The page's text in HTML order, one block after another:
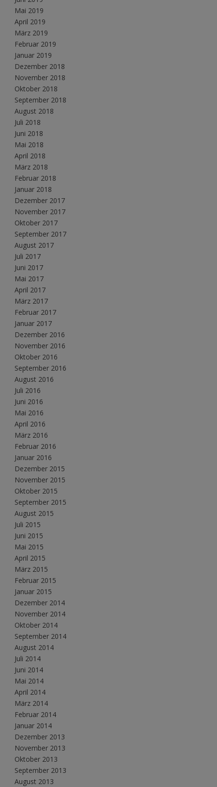
Mai 2019
April 2019
März 2019
Februar 2019
Januar 2019
Dezember 2018
November 2018
Oktober 2018
September 2018
August 2018
Juli 2018
Juni 2018
Mai 2018
April 2018
März 2018
Februar 2018
Januar 2018
Dezember 2017
November 2017
Oktober 2017
September 2017
August 2017
Juli 2017
Juni 2017
Mai 2017
April 2017
März 2017
Februar 2017
Januar 2017
Dezember 2016
November 2016
Oktober 2016
September 2016
August 2016
Juli 2016
Juni 2016
Mai 2016
April 2016
März 2016
Februar 2016
Januar 2016
Dezember 2015
November 2015
Oktober 2015
September 2015
August 2015
Juli 2015
Juni 2015
Mai 2015
April 2015
März 2015
Februar 2015
Januar 2015
Dezember 2014
November 2014
Oktober 2014
September 2014
August 2014
Juli 2014
Juni 2014
Mai 2014
April 2014
März 2014
Februar 2014
Januar 2014
Dezember 2013
November 2013
Oktober 2013
September 2013
August 2013